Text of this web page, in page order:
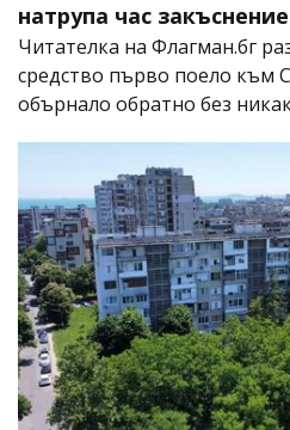
натрупа час закъснение
Читателка на Флагман.бг
средство първо поело към
обърнало обратно без